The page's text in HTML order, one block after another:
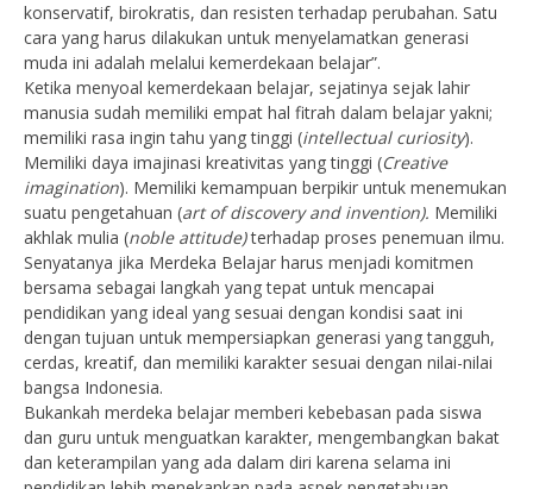
konservatif, birokratis, dan resisten terhadap perubahan. Satu
cara yang harus dilakukan untuk menyelamatkan generasi
muda ini adalah melalui kemerdekaan belajar”.
Ketika menyoal kemerdekaan belajar, sejatinya sejak lahir
manusia sudah memiliki empat hal fitrah dalam belajar yakni;
memiliki rasa ingin tahu yang tinggi (intellectual curiosity).
Memiliki daya imajinasi kreativitas yang tinggi (Creative
imagination). Memiliki kemampuan berpikir untuk menemukan
suatu pengetahuan (art of discovery and invention). Memiliki
akhlak mulia (noble attitude)terhadap proses penemuan ilmu.
Senyatanya jika Merdeka Belajar harus menjadi komitmen
bersama sebagai langkah yang tepat untuk mencapai
pendidikan yang ideal yang sesuai dengan kondisi saat ini
dengan tujuan untuk mempersiapkan generasi yang tangguh,
cerdas, kreatif, dan memiliki karakter sesuai dengan nilai-nilai
bangsa Indonesia.
Bukankah merdeka belajar memberi kebebasan pada siswa
dan guru untuk menguatkan karakter, mengembangkan bakat
dan keterampilan yang ada dalam diri karena selama ini